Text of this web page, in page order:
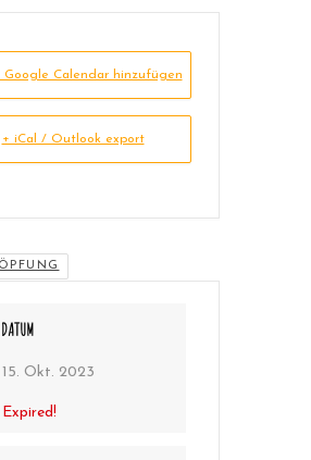
Google Calendar hinzufügen
+ iCal / Outlook export
DATUM
15. Okt. 2023
Expired!